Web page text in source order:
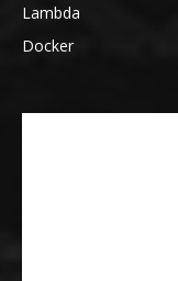
Lambda
Docker